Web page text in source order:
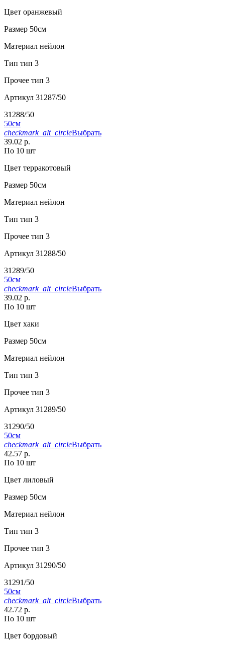
Цвет оранжевый
Размер 50см
Материал нейлон
Тип тип 3
Прочее тип 3
Артикул 31287/50
31288/50
50см
checkmark_alt_circleВыбрать
39.02 р.
По 10 шт
Цвет терракотовый
Размер 50см
Материал нейлон
Тип тип 3
Прочее тип 3
Артикул 31288/50
31289/50
50см
checkmark_alt_circleВыбрать
39.02 р.
По 10 шт
Цвет хаки
Размер 50см
Материал нейлон
Тип тип 3
Прочее тип 3
Артикул 31289/50
31290/50
50см
checkmark_alt_circleВыбрать
42.57 р.
По 10 шт
Цвет лиловый
Размер 50см
Материал нейлон
Тип тип 3
Прочее тип 3
Артикул 31290/50
31291/50
50см
checkmark_alt_circleВыбрать
42.72 р.
По 10 шт
Цвет бордовый